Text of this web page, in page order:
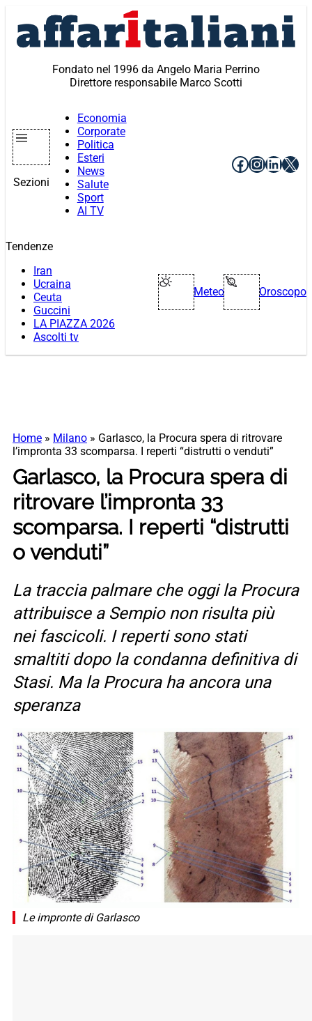
contenuto
Fondato nel 1996 da Angelo Maria Perrino
Direttore responsabile Marco Scotti
Sezioni
Economia
Corporate
Politica
Esteri
News
Salute
Sport
AI TV
Facebook
X
Tendenze
Iran
Ucraina
Ceuta
Guccini
LA PIAZZA 2026
Ascolti tv
Meteo Oroscopo
Home » Milano » Garlasco, la Procura spera di ritrovare
l’impronta 33 scomparsa. I reperti “distrutti o venduti”
Garlasco, la Procura spera di
ritrovare l’impronta 33
scomparsa. I reperti “distrutti
o venduti”
La traccia palmare che oggi la Procura
attribuisce a Sempio non risulta più
nei fascicoli. I reperti sono stati
smaltiti dopo la condanna definitiva di
Stasi. Ma la Procura ha ancora una
speranza
Le impronte di Garlasco